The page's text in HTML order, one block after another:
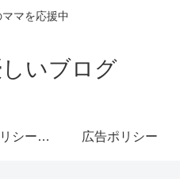
マを応援中
いブログ
プライバシーポリシー・免責事項 広告ポリシー